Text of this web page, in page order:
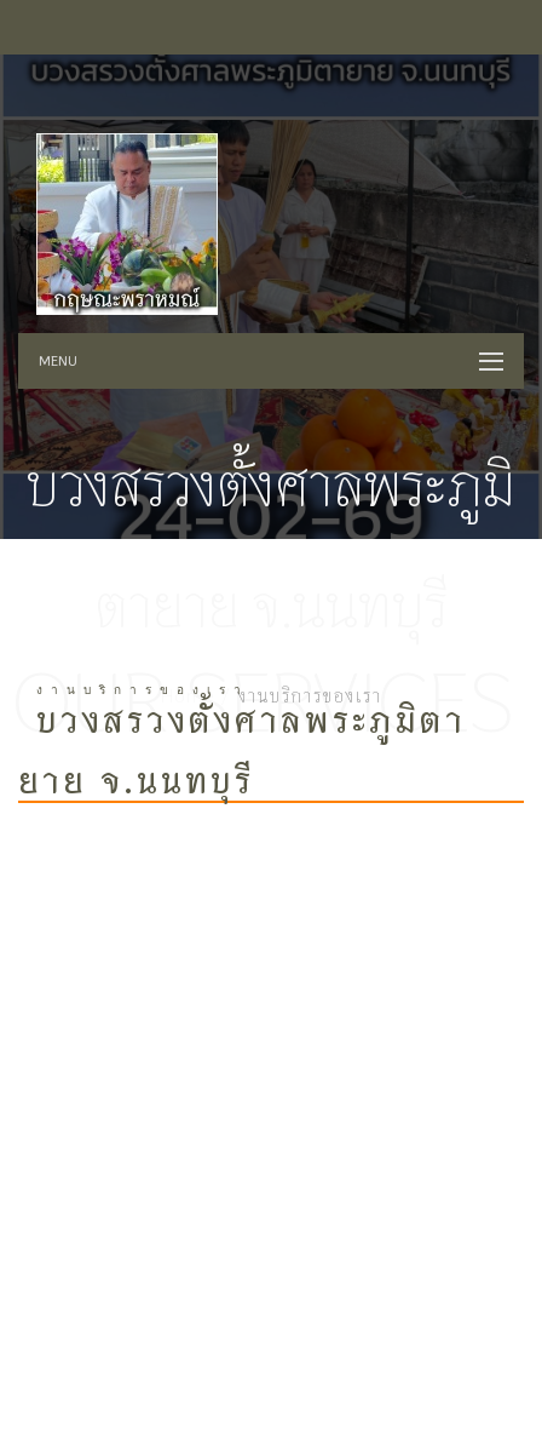
MENU
บวงสรวงตั้งศาลพระภูมิ
Home /งานบริการของเรา
บวงสรวงตั้งศาลพระภูมิตา
ยาย จ.นนทบุรี